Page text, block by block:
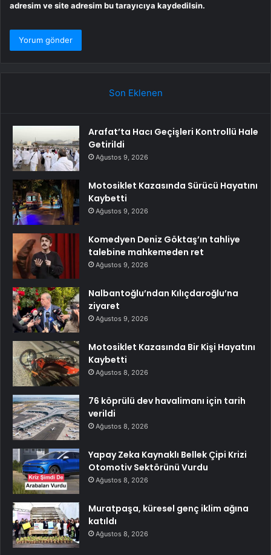
adresim ve site adresim bu tarayıcıya kaydedilsin.
Son Eklenen
Arafat’ta Hacı Geçişleri Kontrollü Hale
Getirildi
Ağustos 9, 2026
Motosiklet Kazasında Sürücü Hayatını
Kaybetti
Ağustos 9, 2026
Komedyen Deniz Göktaş’ın tahliye
talebine mahkemeden ret
Ağustos 9, 2026
Nalbantoğlu’ndan Kılıçdaroğlu’na
ziyaret
Ağustos 9, 2026
Motosiklet Kazasında Bir Kişi Hayatını
Kaybetti
Ağustos 8, 2026
76 köprülü dev havalimanı için tarih
verildi
Ağustos 8, 2026
Yapay Zeka Kaynaklı Bellek Çipi Krizi
Otomotiv Sektörünü Vurdu
Ağustos 8, 2026
Muratpaşa, küresel genç iklim ağına
katıldı
Ağustos 8, 2026